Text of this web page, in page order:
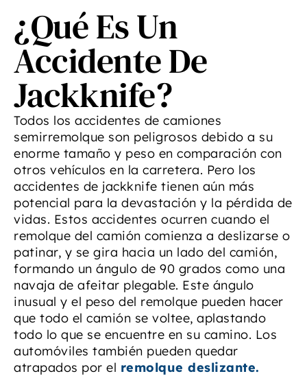
¿Qué Es Un
Accidente De
Jackknife?
Todos los accidentes de camiones
semirremolque son peligrosos debido a su
enorme tamaño y peso en comparación con
otros vehículos en la carretera. Pero los
accidentes de jackknife tienen aún más
potencial para la devastación y la pérdida de
vidas. Estos accidentes ocurren cuando el
remolque del camión comienza a deslizarse o
patinar, y se gira hacia un lado del camión,
formando un ángulo de 90 grados como una
navaja de afeitar plegable. Este ángulo
inusual y el peso del remolque pueden hacer
que todo el camión se voltee, aplastando
todo lo que se encuentre en su camino. Los
automóviles también pueden quedar
atrapados por el remolque deslizante.